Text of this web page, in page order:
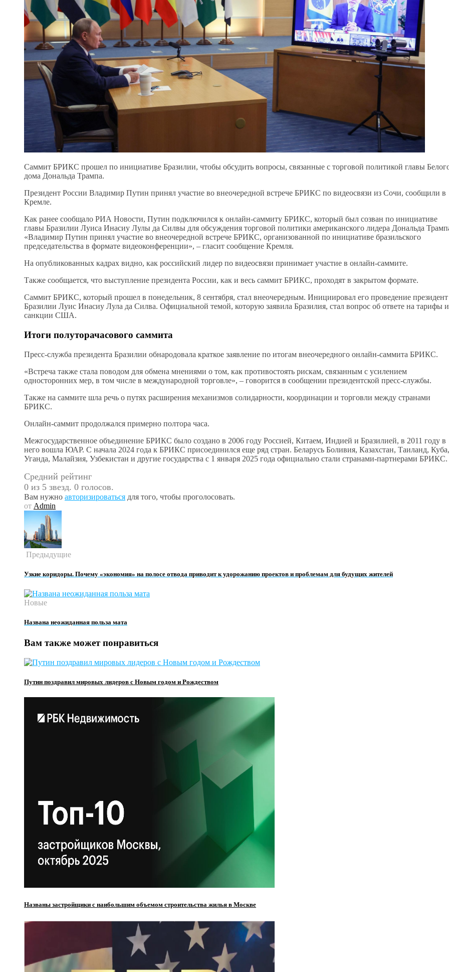
Саммит БРИКС прошел по инициативе Бразилии, чтобы обсудить вопросы, связанные с торговой политикой главы
дома Дональда Трампа.
Президент России Владимир Путин принял участие во внеочередной встрече БРИКС по видеосвязи из Сочи, сообщили в
Кремле.
Как ранее сообщало РИА Новости, Путин подключился к онлайн-саммиту БРИКС, который был созван по инициативе
главы Бразилии Луиса Инасиу Лулы да Силвы для обсуждения торговой политики американского лидера Дональда
«Владимир Путин принял участие во внеочередной встрече БРИКС, организованной по инициативе бразильского
председательства в формате видеоконференции», – гласит сообщение Кремля.
На опубликованных кадрах видно, как российский лидер по видеосвязи принимает участие в онлайн-саммите.
Также сообщается, что выступление президента России, как и весь саммит БРИКС, проходят в закрытом формате.
Саммит БРИКС, который прошел в понедельник, 8 сентября, стал внеочередным. Инициировал его проведение президент
Бразилии Луис Инасиу Лула да Силва. Официальной темой, которую заявила Бразилия, стал вопрос об ответе на тарифы и
санкции США.
Итоги полуторачасового саммита
Пресс-служба президента Бразилии обнародовала краткое заявление по итогам внеочередного онлайн-саммита БРИКС.
«Встреча также стала поводом для обмена мнениями о том, как противостоять рискам, связанным с усилением
односторонних мер, в том числе в международной торговле», – говорится в сообщении президентской пресс-службы.
Также на саммите шла речь о путях расширения механизмов солидарности, координации и торговли между странами
БРИКС.
Онлайн-саммит продолжался примерно полтора часа.
Межгосударственное объединение БРИКС было создано в 2006 году Россией, Китаем, Индией и Бразилией, в 2011 году в
него вошла ЮАР. С начала 2024 года к БРИКС присоединился еще ряд стран. Беларусь Боливия, Казахстан, Таиланд, Куба,
Уганда, Малайзия, Узбекистан и другие государства с 1 января 2025 года официально стали странами-партнерами БРИКС.
Средний рейтинг
0 из 5 звезд. 0 голосов.
Вам нужно авторизироваться для того, чтобы проголосовать.
от Admin
Предыдущие
Узкие коридоры. Почему «экономия» на полосе отвода приводит к удорожанию проектов и проблемам для будущих жителей
Новые
Названа неожиданная польза мата
Вам также может понравиться
Путин поздравил мировых лидеров с Новым годом и Рождеством
Названы застройщики с наибольшим объемом строительства жилья в Москве